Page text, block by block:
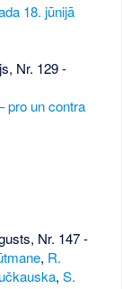
18. jūnijā
Nr. 129-
pro un contra
Nr. 147-
, R.
, S.